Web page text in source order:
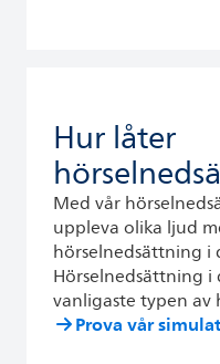
Hur låter
Med vår
uppleva olika ljud
hörselnedsättning i
Hörselnedsättning
vanligaste typen
Prova vår